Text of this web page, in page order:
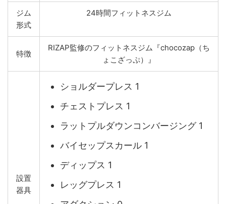
ジム
形式
24時間フィットネスジム
特徴
RIZAP監修のフィットネスジム『chocozap（ち
ょこざっぷ）』
設置
器具
ショルダープレス 1
チェストプレス 1
ラットプルダウンコンバージング 1
バイセップスカール 1
ディップス 1
レッグプレス 1